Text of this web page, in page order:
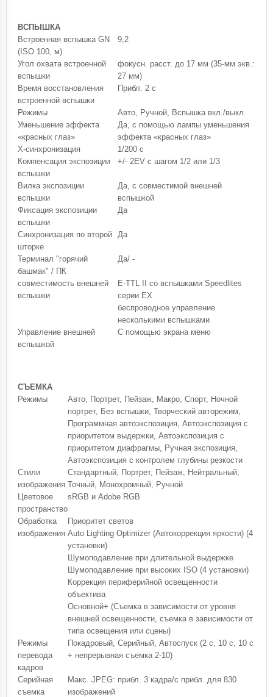
ВСПЫШКА
Встроенная вспышка GN
(ISO 100, м)
9,2
Угол охвата встроенной
вспышки
фокусн. расст. до 17 мм (35-мм экв.:
27 мм)
Время восстановления
встроенной вспышки
Прибл. 2 с
Режимы
Авто, Ручной, Вспышка вкл./выкл.
Уменьшение эффекта
«красных глаз»
Да, с помощью лампы уменьшения
эффекта «красных глаз»
X-синхронизация
1/200 с
Компенсация экспозиции
вспышки
+/- 2EV с шагом 1/2 или 1/3
Вилка экспозиции
вспышки
Да, с совместимой внешней
вспышкой
Фиксация экспозиции
вспышки
Да
Синхронизация по второй
шторке
Да
Терминал "горячий
башмак" / ПК
Да/ -
совместимость внешней
вспышки
E-TTL II со вспышками Speedlites
серии EX
беспроводное управление
несколькими вспышками
Управление внешней
вспышкой
С помощью экрана меню
СЪЕМКА
Режимы
Авто, Портрет, Пейзаж, Макро, Спорт, Ночной
портрет, Без вспышки, Творческий авторежим,
Программная автоэкспозиция, Автоэкспозиция с
приоритетом выдержки, Автоэкспозиция с
приоритетом диафрагмы, Ручная экспозиция,
Автоэкспозиция с контролем глубины резкости
Стили
изображения
Стандартный, Портрет, Пейзаж, Нейтральный,
Точный, Монохромный, Ручной
Цветовое
пространство
sRGB и Adobe RGB
Обработка
изображения
Приоритет светов
Auto Lighting Optimizer (Автокоррекция яркости) (4
установки)
Шумоподавление при длительной выдержке
Шумоподавление при высоких ISO (4 установки)
Коррекция периферийной освещенности
объектива
Основной+ (Съемка в зависимости от уровня
внешней освещенности, съемка в зависимости от
типа освещения или сцены)
Режимы
перевода
кадров
Покадровый, Серийный, Автоспуск (2 с, 10 с, 10 с
+ непрерывная съемка 2-10)
Серийная
съемка
Макс. JPEG: прибл. 3 кадра/с прибл. для 830
изображений